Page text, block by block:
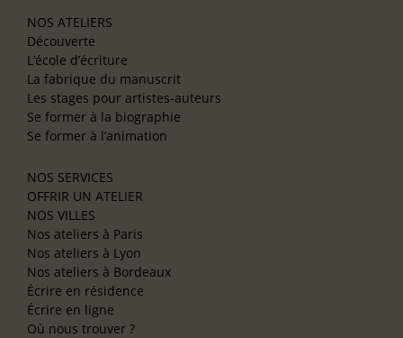
NOS ATELIERS
Découverte
L’école d’écriture
La fabrique du manuscrit
Les stages pour artistes-auteurs
Se former à la biographie
Se former à l’animation
NOS SERVICES
OFFRIR UN ATELIER
NOS VILLES
Nos ateliers à Paris
Nos ateliers à Lyon
Nos ateliers à Bordeaux
Écrire en résidence
Écrire en ligne
Où nous trouver ?